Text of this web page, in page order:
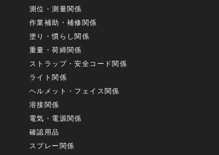
測位・測量関係
作業補助・補修関係
塗り・慣らし関係
重量・荷締関係
ストラップ・安全コード関係
ライト関係
ヘルメット・フェイス関係
溶接関係
電気・電源関係
確認用品
スプレー関係